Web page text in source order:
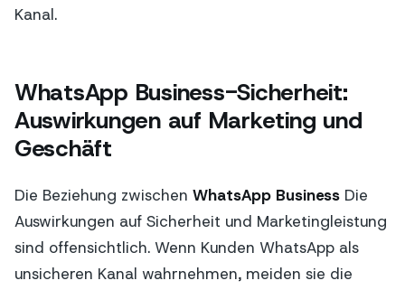
Kanal.
WhatsApp Business-Sicherheit:
Auswirkungen auf Marketing und
Geschäft
Die Beziehung zwischen WhatsApp Business Die
Auswirkungen auf Sicherheit und Marketingleistung
sind offensichtlich. Wenn Kunden WhatsApp als
unsicheren Kanal wahrnehmen, meiden sie die